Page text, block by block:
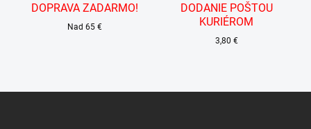
DOPRAVA ZADARMO!
Nad 65 €
DODANIE POŠTOU
KURIÉROM
3,80 €